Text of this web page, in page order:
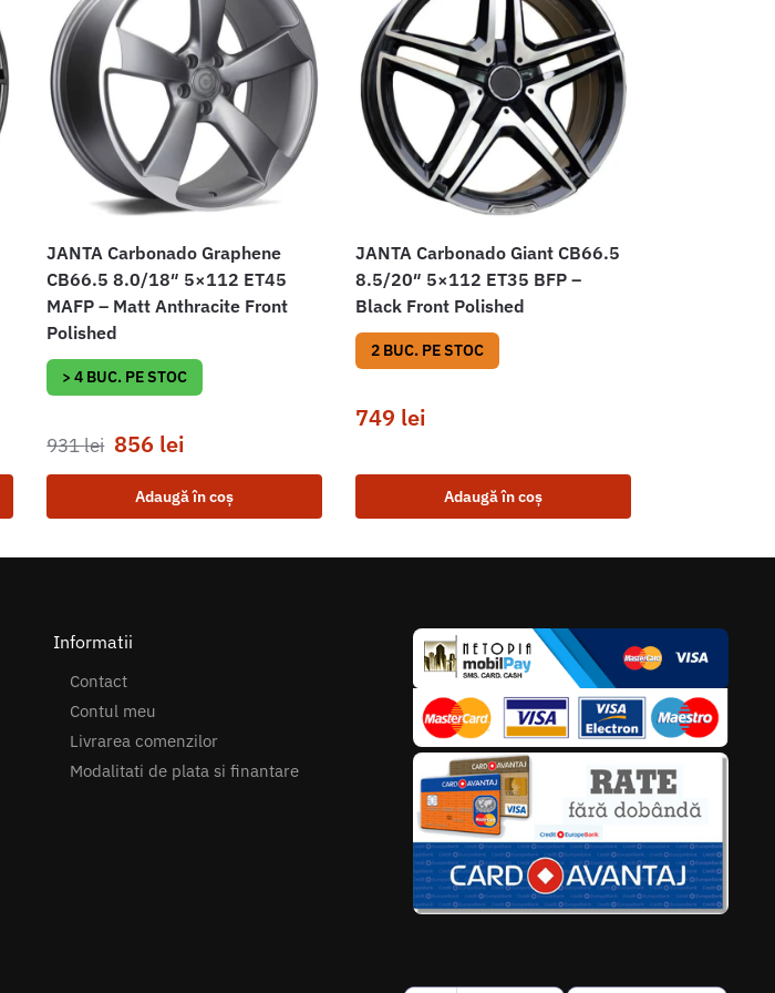
JANTA Carbonado Graphene
CB66.5 8.0/18″ 5×112 ET45
MAFP – Matt Anthracite Front
Polished
> 4 BUC. PE STOC
931lei 856 lei
Adaugă în coș
JANTA Carbonado Giant CB66.5
8.5/20″ 5×112 ET35 BFP –
Black Front Polished
2 BUC. PE STOC
749 lei
Adaugă în coș
Informatii
Contact
Contul meu
Livrarea comenzilor
Modalitati de plata si finantare